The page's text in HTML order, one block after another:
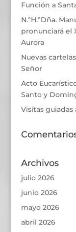
Función a
N.ªH.ªDña.
pronunciará el
Aurora
Nuevas
Señor
Acto
Santo y
Visitas guiadas
Archivos
julio 2026
junio 2026
mayo 2026
abril 2026